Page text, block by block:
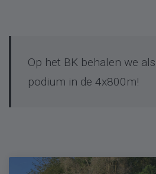
Op het BK behalen we
podium in de 4x800m!